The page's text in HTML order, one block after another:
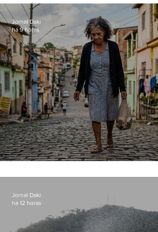
loja
Jornal Daki
há 9 horas
Jornal Daki
há 12 horas